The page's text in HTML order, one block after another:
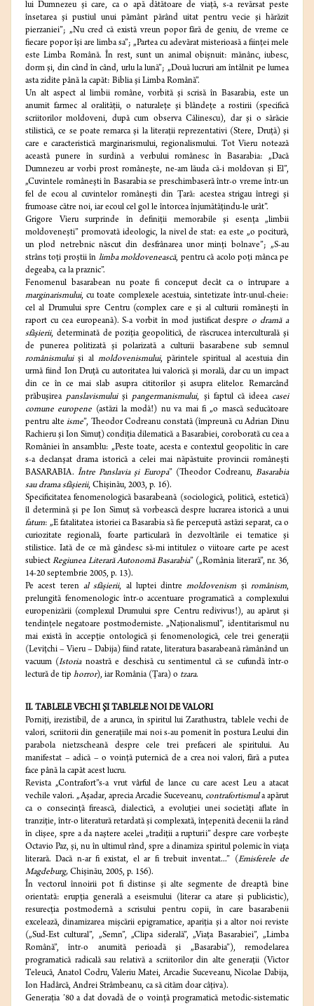
lui Dumnezeu şi care, ca o apă dătătoare de viaţă, s-a revărsat peste
însetarea şi pustiul unui pământ părând uitat pentru vecie şi hărăzit
pierzaniei”; „Nu cred că există vreun popor fără de geniu, de vreme ce
fiecare popor îşi are limba sa”; „Partea cu adevărat misterioasă a fiinţei mele
este Limba Română. În rest, sunt un animal obişnuit: mănânc, iubesc,
dorm şi, din când în când, urlu la lună”; „Două lucruri am întâlnit pe lumea
asta zidite până la capăt: Biblia şi Limba Română”.
Un alt aspect al limbii române, vorbită şi scrisă în Basarabia, este un
anumit farmec al oralităţii, o naturaleţe şi blândeţe a rostirii (specifică
scriitorilor moldoveni, după cum observa Călinescu), dar şi o sărăcie
stilistică, ce se poate remarca şi la literaţii reprezentativi (Stere, Druţă) şi
care e caracteristică marginarismului, regionalismului. Tot Vieru notează
această punere în surdină a verbului românesc în Basarabia: „Dacă
Dumnezeu ar vorbi prost româneşte, ne-am lăuda că-i moldovan şi El”,
„Cuvintele româneşti în Basarabia se preschimbaseră într-o vreme într-un
fel de ecou al cuvintelor româneşti din Ţară: acestea strigau întregi şi
frumoase către noi, iar ecoul cel gol le întorcea înjumătăţindu-le urât”.
Grigore Vieru surprinde în definiţii memorabile şi esenţa „limbii
moldoveneşti” promovată ideologic, la nivel de stat: ea este „o pocitură,
un plod netrebnic născut din desfrânarea unor minţi bolnave”; „S-au
strâns toţi proştii în limba moldovenească, pentru că acolo poţi mânca pe
degeaba, ca la praznic”.
Fenomenul basarabean nu poate fi conceput decât ca o întrupare a
marginarismului, cu toate complexele acestuia, sintetizate într-unul-cheie:
cel al Drumului spre Centru (complex care e şi al culturii româneşti în
raport cu cea europeană). S-a vorbit în mod justificat despre o dramă a
sfâşierii, determinată de poziţia geopolitică, de răscrucea interculturală şi
de punerea politizată şi polarizată a culturii basarabene sub semnul
românismuluişi al moldovenismului, părintele spiritual al acestuia din
urmă fiind Ion Druţă cu autoritatea lui valorică şi morală, dar cu un impact
din ce în ce mai slab asupra cititorilor şi asupra elitelor. Remarcând
prăbuşireapanslavismuluişipangermanismului, şi faptul că ideea casei
comune europene (astăzi la modă!) nu va mai fi „o mască seducătoare
pentru alteisme”, Theodor Codreanu constată (împreună cu Adrian Dinu
Rachieru şi Ion Simuţ) condiţia dilematică a Basarabiei, coroborată cu cea a
României în ansamblu: „Peste toate, acesta e contextul geopolitic în care
s-a declanşat drama istorică a celei mai năpăstuite provincii româneşti
BASARABIA.Între Panslavia şi Europa” (Theodor Codreanu,Basarabia
sau drama sfâşierii, Chişinău, 2003, p. 16).
Specificitatea fenomenologică basarabeană (sociologică, politică, estetică)
îl determină şi pe Ion Simuţ să vorbească despre lucrarea istorică a unui
fatum: „E fatalitatea istoriei ca Basarabia să fie percepută astăzi separat, ca o
curiozitate regională, foarte particulară în dezvoltările ei tematice şi
stilistice. Iată de ce mă gândesc să-mi intitulez o viitoare carte pe acest
subiectRegiunea Literară Autonomă Basarabia” („România literară”, nr. 36,
14-20 septembrie 2005, p. 13).
Pe acest teren al sfâşierii, al luptei dintremoldovenism şiromânism,
prelungită fenomenologic într-o accentuare programatică a complexului
europenizării (complexul Drumului spre Centru redivivus!), au apărut şi
tendinţele negatoare postmoderniste. „Naţionalismul”, identitarismul nu
mai există în accepţie ontologică şi fenomenologică, cele trei generaţii
(Leviţchi – Vieru – Dabija) fiind ratate, literatura basarabeană rămânând un
vacuum (Istoria noastră e deschisă cu sentimentul că se cufundă într-o
lectură de tip horror), iar România (Ţara) o tzara.
II. TABLELE VECHI ŞI TABLELE NOI DE VALORI
Porniţi, irezistibil, de a arunca, în spiritul lui Zarathustra, tablele vechi de
valori, scriitorii din generaţiile mai noi s-au pomenit în postura Leului din
parabola nietzscheană despre cele trei prefaceri ale spiritului. Au
manifestat – adică – o voinţă puternică de a crea noi valori, fără a putea
face până la capăt acest lucru.
Revista „Contrafort”s-a vrut vârful de lance cu care acest Leu a atacat
vechile valori. „Aşadar, aprecia Arcadie Suceveanu, contrafortismula apărut
ca o consecinţă firească, dialectică, a evoluţiei unei societăţi aflate în
tranziţie, într-o literatură retardată şi complexată, înţepenită decenii la rând
în clişee, spre a da naştere acelei „tradiţii a rupturii” despre care vorbeşte
Octavio Paz, şi, nu în ultimul rând, spre a dinamiza spiritul polemic în viaţa
literară. Dacă n-ar fi existat, el ar fi trebuit inventat...” (Emisferele de
Magdeburg, Chişinău, 2005, p. 156).
În vectorul înnoirii pot fi distinse şi alte segmente de dreaptă bine
orientată: erupţia generală a eseismului (literar ca atare şi publicistic),
resurecţia postmodernă a scrisului pentru copii, în care basarabenii
excelează, dinamizarea mişcării epigramatice, apariţia şi a altor noi reviste
(„Sud-Est cultural”, „Semn”, „Clipa siderală”, „Viaţa Basarabiei”, „Limba
Română”, într-o anumită perioadă şi „Basarabia”), remodelarea
programatică radicală sau relativă a scriitorilor din alte generaţii (Victor
Teleucă, Anatol Codru, Valeriu Matei, Arcadie Suceveanu, Nicolae Dabija,
Ion Hadârcă, Andrei Strâmbeanu, ca să cităm doar câţiva).
Generaţia ’80 a dat dovadă de o voinţă programatică metodic-sistematic